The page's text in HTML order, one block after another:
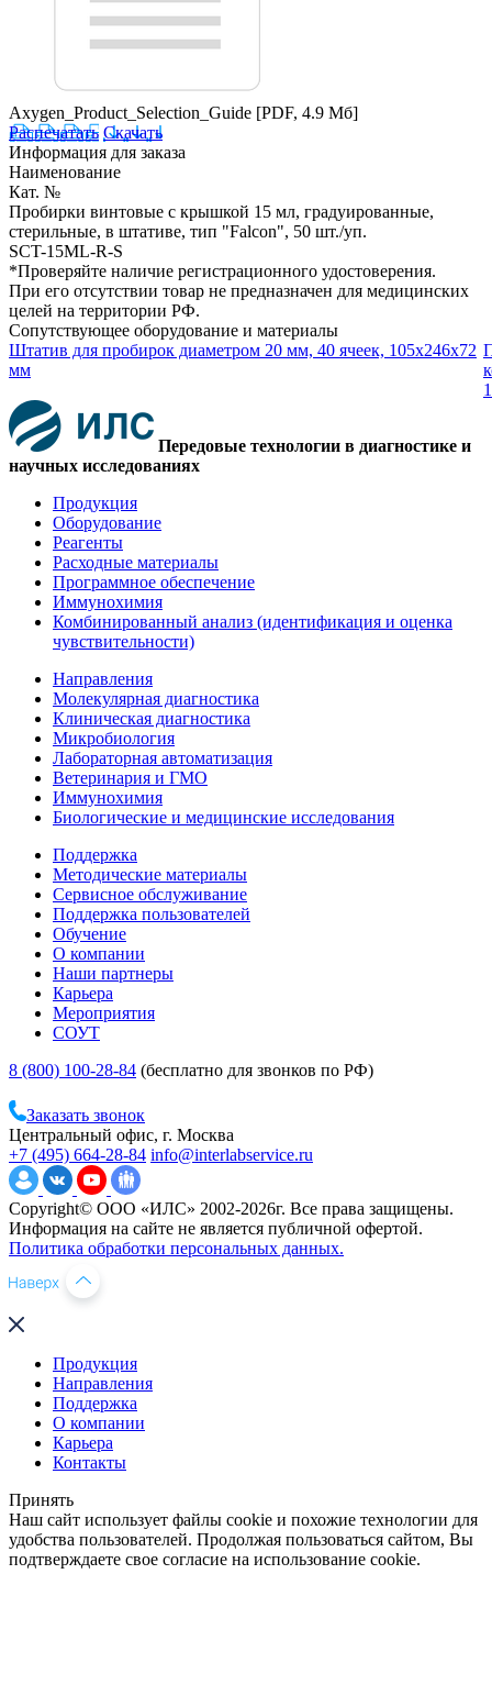
Axygen_Product_Selection_Guide [PDF, 4.9 Мб]
Распечатать Скачать
Информация для заказа
Наименование
Кат. №
Пробирки винтовые с крышкой 15 мл, градуированные,
стерильные, в штативе, тип "Falcon", 50 шт./уп.
SCT-15ML-R-S
*Проверяйте наличие регистрационного удостоверения.
При его отсутствии товар не предназначен для медицинских
целей на территории РФ.
Сопутствующее оборудование и материалы
Штатив для пробирок диаметром 20 мм, 40 ячеек, 105x246x72
мм
Передовые технологии в диагностике и
научных исследованиях
Продукция
Оборудование
Реагенты
Расходные материалы
Программное обеспечение
Иммунохимия
Комбинированный анализ (идентификация и оценка
чувствительности)
Направления
Молекулярная диагностика
Клиническая диагностика
Микробиология
Лабораторная автоматизация
Ветеринария и ГМО
Иммунохимия
Биологические и медицинские исследования
Поддержка
Методические материалы
Сервисное обслуживание
Поддержка пользователей
Обучение
О компании
Наши партнеры
Карьера
Мероприятия
СОУТ
8 (800) 100-28-84 (бесплатно для звонков по РФ)
Заказать звонок
Центральный офис, г. Москва
+7 (495) 664-28-84 info@interlabservice.ru
Copyright© ООО «ИЛС» 2002-2026г. Все права защищены.
Информация на сайте не является публичной офертой.
Политика обработки персональных данных.
Продукция
Направления
Поддержка
О компании
Карьера
Контакты
Принять
Наш сайт использует файлы cookie и похожие технологии для
удобства пользователей. Продолжая пользоваться сайтом, Вы
подтверждаете свое согласие на использование cookie.